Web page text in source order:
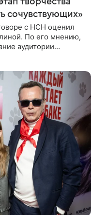
сочувствующих»
с НСН оценил
По его мнению,
аудитории